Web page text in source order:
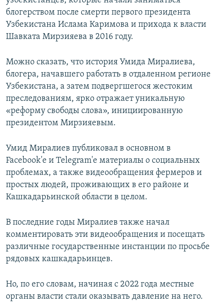
блогерством после смерти первого президента
Узбекистана Ислама Каримова и прихода к власти
Шавката Мирзияева в 2016 году.
Можно сказать, что история Умида Миралиева,
блогера, начавшего работать в отдаленном регионе
Узбекистана, а затем подвергшегося жестоким
преследованиям, ярко отражает уникальную
«реформу свободы слова», инициированную
президентом Мирзияевым.
Умид Миралиев публиковал в оcновном в
Facebook'е и Telegram'е материалы о социальных
проблемах, а также видеообращения фермеров и
простых людей, проживающих в его районе и
Кашкадарьинской области в целом.
В последние годы Миралиев также начал
комментировать эти видеообращения и посещать
различные государственные инстанции по просьбе
рядовых кашкадарьинцев.
Но, по его словам, начиная с 2022 года местные
органы власти стали оказывать давление на него.